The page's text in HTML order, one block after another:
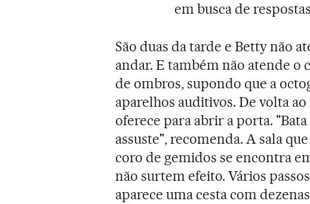
em busca de
São duas da tarde e Betty não
andar. E também não atende o
de ombros, supondo que a
aparelhos auditivos. De volta
oferece para abrir a porta.
assuste", recomenda. A sala
coro de gemidos se encontra
não surtem efeito. Vários
aparece uma cesta com